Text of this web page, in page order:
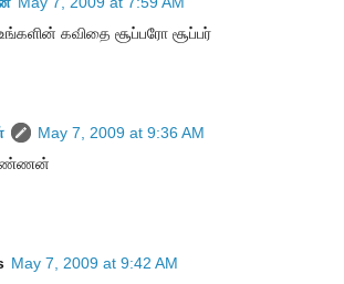
உங்களின் கவிதை சூப்பரோ சூப்பர்
May 7, 2009 at 9:36 AM
May 7, 2009 at 9:42 AM